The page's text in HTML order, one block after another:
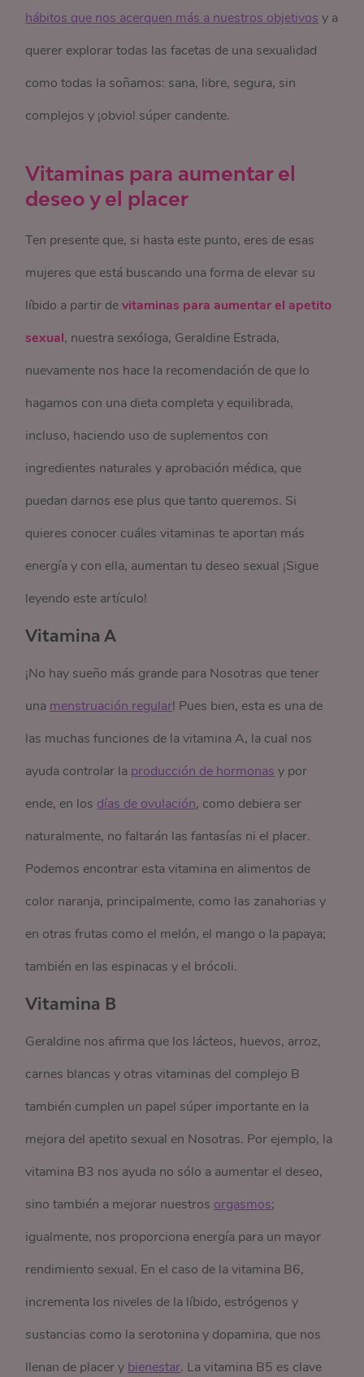
hábitos que nos acerquen más a nuestros objetivos y a
querer explorar todas las facetas de una sexualidad
como todas la soñamos: sana, libre, segura, sin
complejos y ¡obvio! súper candente.
Vitaminas para aumentar el
deseo y el placer
Ten presente que, si hasta este punto, eres de esas
mujeres que está buscando una forma de elevar su
líbido a partir devitaminas para aumentar el apetito
sexual, nuestra sexóloga, Geraldine Estrada,
nuevamente nos hace la recomendación de que lo
hagamos con una dieta completa y equilibrada,
incluso, haciendo uso de suplementos con
ingredientes naturales y aprobación médica, que
puedan darnos ese plus que tanto queremos. Si
quieres conocer cuáles vitaminas te aportan más
energía y con ella, aumentan tu deseo sexual ¡Sigue
leyendo este artículo!
Vitamina A
¡No hay sueño más grande para Nosotras que tener
una menstruación regular! Pues bien, esta es una de
las muchas funciones de la vitamina A, la cual nos
ayuda controlar la producción de hormonas y por
ende, en los días de ovulación, como debiera ser
naturalmente, no faltarán las fantasías ni el placer.
Podemos encontrar esta vitamina en alimentos de
color naranja, principalmente, como las zanahorias y
en otras frutas como el melón, el mango o la papaya;
también en las espinacas y el brócoli.
Vitamina B
Geraldine nos afirma que los lácteos, huevos, arroz,
carnes blancas y otras vitaminas del complejo B
también cumplen un papel súper importante en la
mejora del apetito sexual en Nosotras. Por ejemplo, la
vitamina B3 nos ayuda no sólo a aumentar el deseo,
sino también a mejorar nuestros orgasmos;
igualmente, nos proporciona energía para un mayor
rendimiento sexual. En el caso de la vitamina B6,
incrementa los niveles de la líbido, estrógenos y
sustancias como la serotonina y dopamina, que nos
llenan de placer y bienestar. La vitamina B5 es clave